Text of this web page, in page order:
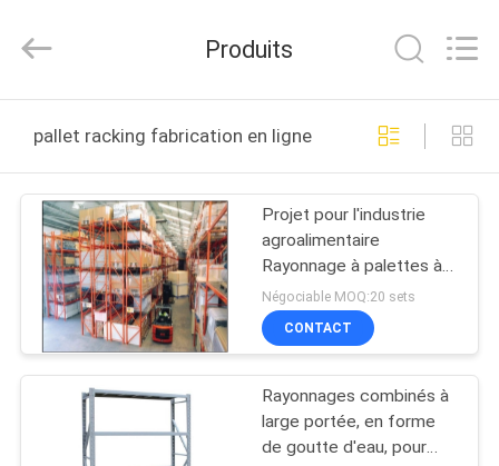
PRODUITS
SUJET
NOUS
VISITE
Developed
Produits
pallet racking fabrication en ligne
Projet pour l'industrie
agroalimentaire
Rayonnage à palettes à
accumulation double
profondeur en métal
Négociable MOQ:20 sets
CONTACT
Rayonnages combinés à
large portée, en forme
de goutte d'eau, pour